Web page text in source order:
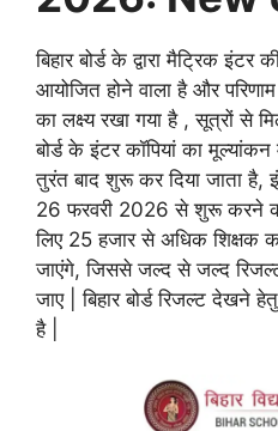
बिहार बोर्ड के द्वारा मैट्रिक इंटर
आयोजित होने वाला है और
का लक्ष्य रखा गया है , सूत्रों से
बोर्ड के इंटर कॉपियां का
तुरंत बाद शुरू कर दिया जाता है,
26 फरवरी 2026 से शुरू करने
लिए 25 हजार से अधिक शिक्षक
जाएंगे, जिससे जल्द से जल्द रिजल्ट
जाए | बिहार बोर्ड रिजल्ट देखने
है |